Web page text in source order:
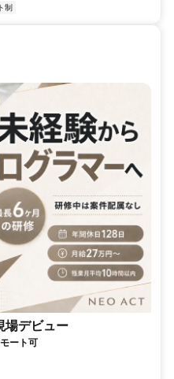
制
場デビュー
ート可